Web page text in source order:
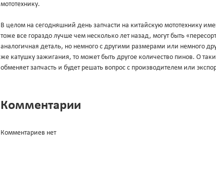
мототехнику.
В целом на сегодняшний день запчасти на китайскую мототехнику
тоже все гораздо лучше чем несколько лет назад, могут быть
аналогичная деталь, но немного с другими размерами или немного
же катушку зажигания, то может быть другое количество пинов. О
обменяет запчасть и будет решать вопрос с производителем или
Комментарии
Комментариев нет